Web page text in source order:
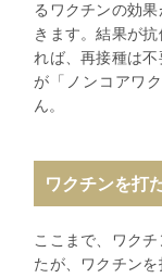
るワクチンの効
きます。結果が
れば、再接種は
が「ノンコアワ
ん。
ワクチンを打
ここまで、ワク
たが、ワクチンを